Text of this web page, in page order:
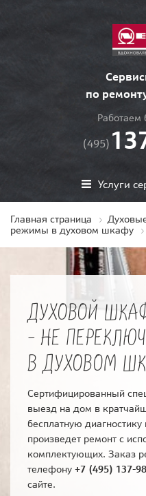
по
Работаем
(495)
Услуги
Главная страница
режимы в духовом шкафу
ДУХОВОЙ ШКАФ
- НЕ
В ДУХОВОМ
Сертифицированный
выезд на дом в
бесплатную
произведет ремонт с
комплектующих. Заказ
телефону +7 (495) 137-
сайте.